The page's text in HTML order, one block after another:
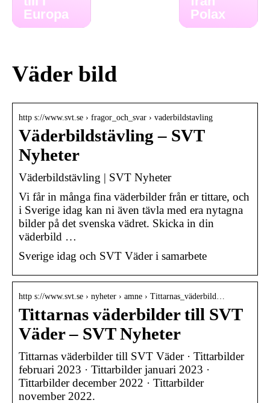
Europa
Polax
Väder bild
http s://www.svt.se › fragor_och_svar › vaderbildstavling
Väderbildstävling – SVT
Nyheter
Väderbildstävling | SVT Nyheter
Vi får in många fina väderbilder från er tittare, och
i Sverige idag kan ni även tävla med era nytagna
bilder på det svenska vädret. Skicka in din
väderbild …
Sverige idag och SVT Väder i samarbete
http s://www.svt.se › nyheter › amne › Tittarnas_väderbild…
Tittarnas väderbilder till SVT
Väder – SVT Nyheter
Tittarnas väderbilder till SVT Väder · Tittarbilder
februari 2023 · Tittarbilder januari 2023 ·
Tittarbilder december 2022 · Tittarbilder
november 2022.